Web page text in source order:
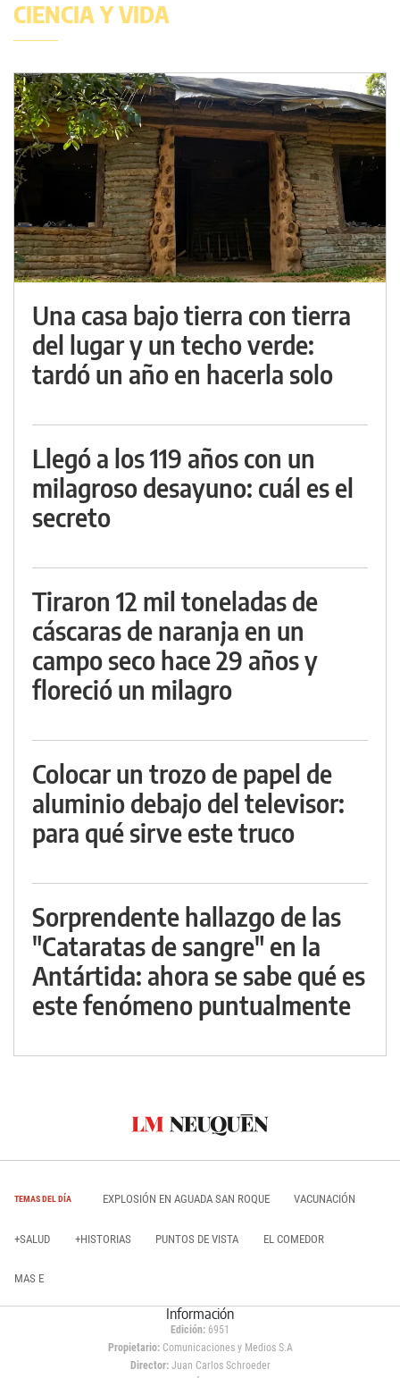
CIENCIA Y VIDA
Una casa bajo tierra con tierra
del lugar y un techo verde:
tardó un año en hacerla solo
Llegó a los 119 años con un
milagroso desayuno: cuál es el
secreto
Tiraron 12 mil toneladas de
cáscaras de naranja en un
campo seco hace 29 años y
floreció un milagro
Colocar un trozo de papel de
aluminio debajo del televisor:
para qué sirve este truco
Sorprendente hallazgo de las
"Cataratas de sangre" en la
Antártida: ahora se sabe qué es
este fenómeno puntualmente
TEMAS DEL DÍA EXPLOSIÓN EN AGUADA SAN ROQUE VACUNACIÓN
+SALUD +HISTORIAS PUNTOS DE VISTA EL COMEDOR
MAS E
Información
Edición: 6951
Propietario:Comunicaciones y Medios S.A
Director: Juan Carlos Schroeder